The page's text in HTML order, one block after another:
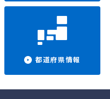
都道府県情報